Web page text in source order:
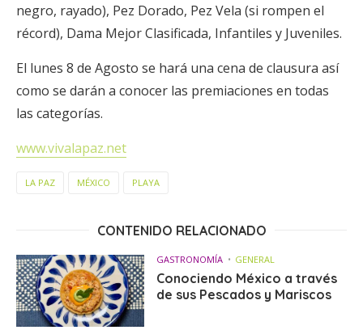
negro, rayado), Pez Dorado, Pez Vela (si rompen el
récord), Dama Mejor Clasificada, Infantiles y Juveniles.
El lunes 8 de Agosto se hará una cena de clausura así
como se darán a conocer las premiaciones en todas
las categorías.
www.vivalapaz.net
LA PAZ MÉXICO PLAYA
CONTENIDO RELACIONADO
GASTRONOMÍA GENERAL
Conociendo México a través
de sus Pescados y Mariscos